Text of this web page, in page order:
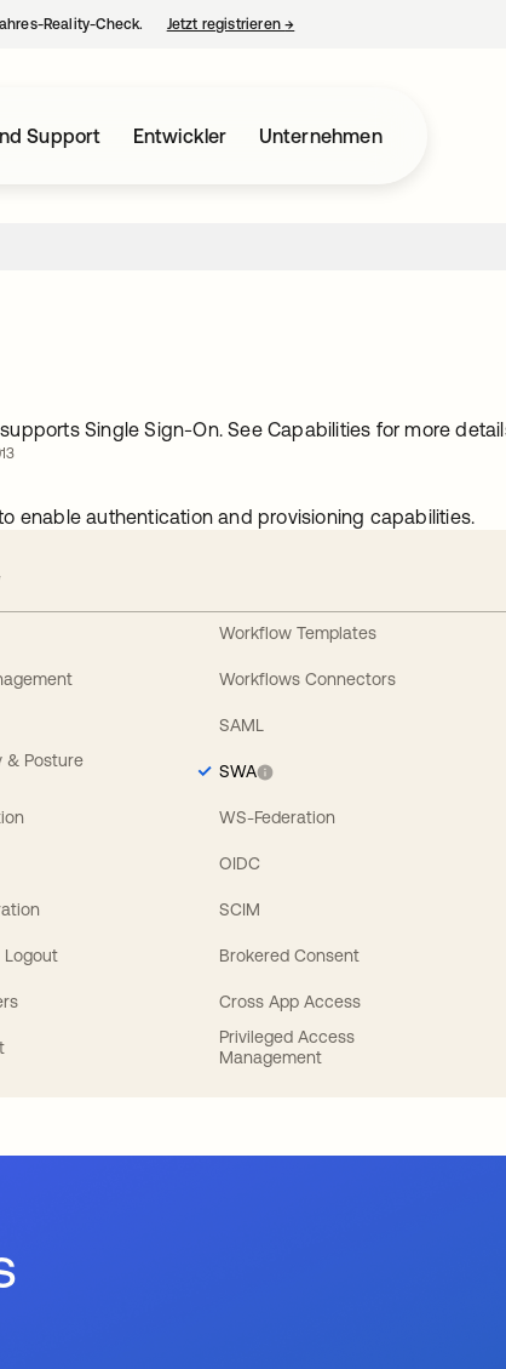
Reality-Check. Jetzt registrieren→
Support Entwickler Unternehmen
Single Sign-On. See Capabilities for more
enable authentication and provisioning capabilities.
& Posture
Logout
Workflow Templates
Workflows Connectors
SAML
SWA
WS-Federation
OIDC
SCIM
Brokered Consent
Cross App Access
Privileged Access
Management